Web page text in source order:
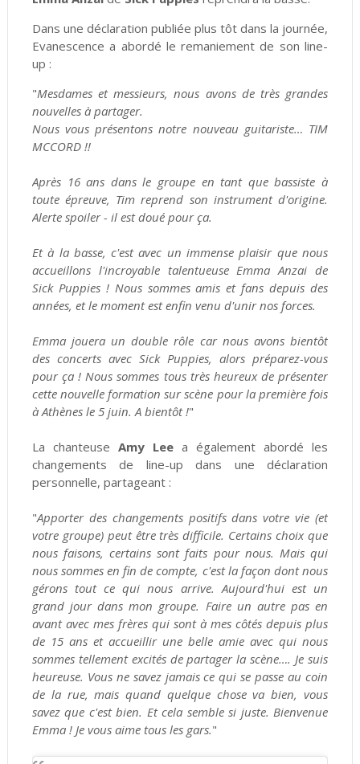
Dans une déclaration publiée plus tôt dans la journée,
Evanescence a abordé le remaniement de son line-
up :
"Mesdames et messieurs, nous avons de très grandes
nouvelles à partager.
Nous vous présentons notre nouveau guitariste… TIM
MCCORD !!
Après 16 ans dans le groupe en tant que bassiste à
toute épreuve, Tim reprend son instrument d'origine.
Alerte spoiler - il est doué pour ça.
Et à la basse, c'est avec un immense plaisir que nous
accueillons l'incroyable talentueuse Emma Anzai de
Sick Puppies ! Nous sommes amis et fans depuis des
années, et le moment est enfin venu d'unir nos forces.
Emma jouera un double rôle car nous avons bientôt
des concerts avec Sick Puppies, alors préparez-vous
pour ça ! Nous sommes tous très heureux de présenter
cette nouvelle formation sur scène pour la première fois
à Athènes le 5 juin. A bientôt !"
La chanteuse Amy Lee a également abordé les
changements de line-up dans une déclaration
personnelle, partageant :
"Apporter des changements positifs dans votre vie (et
votre groupe) peut être très difficile. Certains choix que
nous faisons, certains sont faits pour nous. Mais qui
nous sommes en fin de compte, c'est la façon dont nous
gérons tout ce qui nous arrive. Aujourd'hui est un
grand jour dans mon groupe. Faire un autre pas en
avant avec mes frères qui sont à mes côtés depuis plus
de 15 ans et accueillir une belle amie avec qui nous
sommes tellement excités de partager la scène…. Je suis
heureuse. Vous ne savez jamais ce qui se passe au coin
de la rue, mais quand quelque chose va bien, vous
savez que c'est bien. Et cela semble si juste. Bienvenue
Emma ! Je vous aime tous les gars."